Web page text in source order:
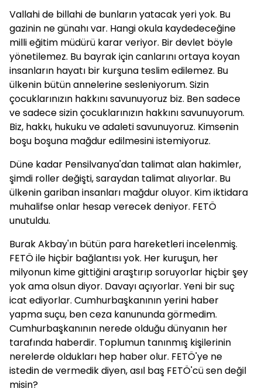
Vallahi de billahi de bunların yatacak yeri yok. Bu
gazinin ne günahı var. Hangi okula kaydedeceğine
milli eğitim müdürü karar veriyor. Bir devlet böyle
yönetilemez. Bu bayrak için canlarını ortaya koyan
insanların hayatı bir kurşuna teslim edilemez. Bu
ülkenin bütün annelerine sesleniyorum. Sizin
çocuklarınızın hakkını savunuyoruz biz. Ben sadece
ve sadece sizin çocuklarınızın hakkını savunuyorum.
Biz, hakkı, hukuku ve adaleti savunuyoruz. Kimsenin
boşu boşuna mağdur edilmesini istemiyoruz.
Düne kadar Pensilvanya'dan talimat alan hakimler,
şimdi roller değişti, saraydan talimat alıyorlar. Bu
ülkenin gariban insanları mağdur oluyor. Kim iktidara
muhalifse onlar hesap verecek deniyor. FETÖ
unutuldu.
Burak Akbay'ın bütün para hareketleri incelenmiş.
FETÖ ile hiçbir bağlantısı yok. Her kuruşun, her
milyonun kime gittiğini araştırıp soruyorlar hiçbir şey
yok ama olsun diyor. Davayı açıyorlar. Yeni bir suç
icat ediyorlar. Cumhurbaşkanının yerini haber
yapma suçu, ben ceza kanununda görmedim.
Cumhurbaşkanının nerede olduğu dünyanın her
tarafında haberdir. Toplumun tanınmış kişilerinin
nerelerde oldukları hep haber olur. FETÖ'ye ne
istedin de vermedik diyen, asıl baş FETÖ'cü sen değil
misin?